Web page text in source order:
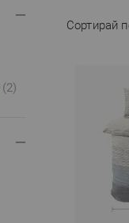
(2)
Сортирай